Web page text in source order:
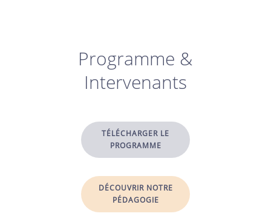
Programme &
Intervenants
TÉLÉCHARGER LE
PROGRAMME
DÉCOUVRIR NOTRE
PÉDAGOGIE